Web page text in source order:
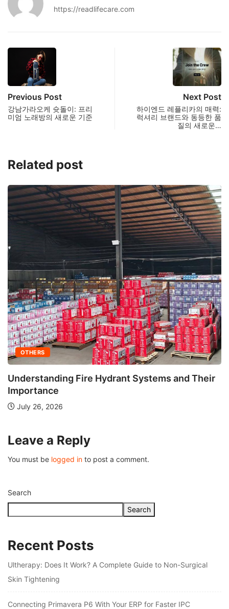
https://readlifecare.com
Previous Post
강남가라오케 슛돌이: 프리
미엄 노래방의 새로운 기준
Next Post
하이엔드 레플리카의 매력:
럭셔리 브랜드와 동등한 품
질의 새로운…
Related post
OTHERS
Understanding Fire Hydrant Systems and Their
Importance
July 26, 2026
Leave a Reply
You must be logged in to post a comment.
Search
Search
Recent Posts
Ultherapy: Does It Work? A Complete Guide to Non-Surgical
Skin Tightening
Connecting Primavera P6 With Your ERP for Faster IPC